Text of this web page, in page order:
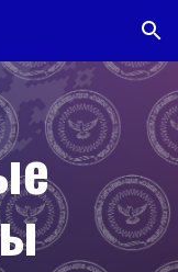
Skip to navigation